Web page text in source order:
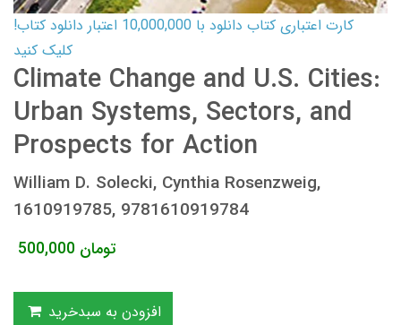
کارت اعتباری کتاب دانلود با 10,000,000 اعتبار دانلود کتاب!
کلیک کنید
Climate Change and U.S. Cities:
Urban Systems, Sectors, and
Prospects for Action
William D. Solecki, Cynthia Rosenzweig,
1610919785, 9781610919784
500,000 تومان
افزودن به سبدخرید